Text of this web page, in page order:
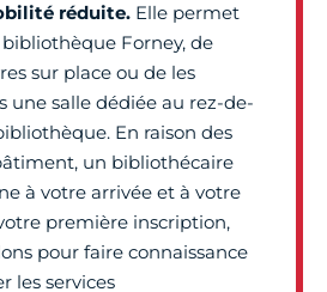
réduite. Elle permet
Forney, de
sur place ou de les
une salle dédiée au rez-de-
En raison des
un bibliothécaire
à votre arrivée et à votre
première inscription,
pour faire connaissance
les services